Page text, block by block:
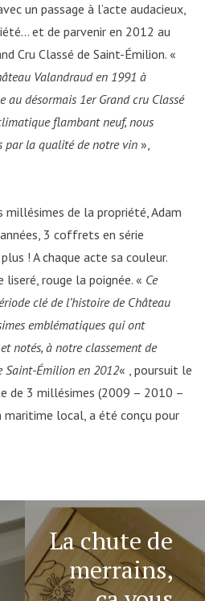
un passage à l’acte audacieux,
et de parvenir en 2012 au
Cru Classé de Saint-Émilion. «
Valandraud en 1991 à
au désormais 1er Grand cru Classé
flambant neuf, nous
par la qualité de notre vin »,
de la propriété, Adam
3 coffrets en série
! A chaque acte sa couleur.
liseré, rouge la poignée. « Ce
clé de l’histoire de Château
emblématiques qui ont
notés, à notre classement de
Saint-Émilion en 2012« , poursuit le
de 3 millésimes (2009 – 2010 –
local, a été conçu pour
La chute de
merrains,